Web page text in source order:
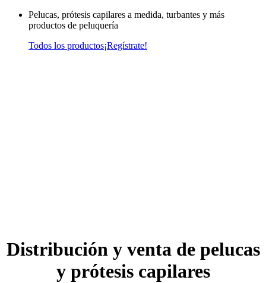
Pelucas, prótesis capilares a medida, turbantes y más
productos de peluquería
Todos los productos¡Regístrate!
Distribución y venta de pelucas
y prótesis capilares